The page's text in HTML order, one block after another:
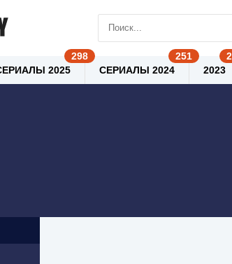
2025 СЕРИАЛЫ 2024 2023